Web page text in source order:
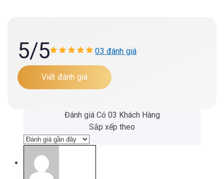
5/5 03 đánh giá
Viết đánh giá
Đánh giá Có 03 Khách Hàng
Sắp xếp theo